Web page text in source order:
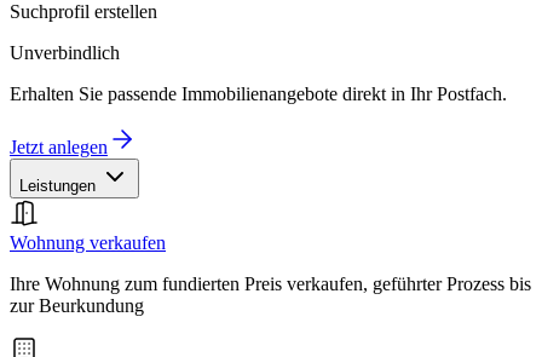
Suchprofil erstellen
Unverbindlich
Erhalten Sie passende Immobilienangebote direkt in Ihr Postfach.
Jetzt anlegen
Leistungen
Wohnung verkaufen
Ihre Wohnung zum fundierten Preis verkaufen, geführter Prozess bis
zur Beurkundung